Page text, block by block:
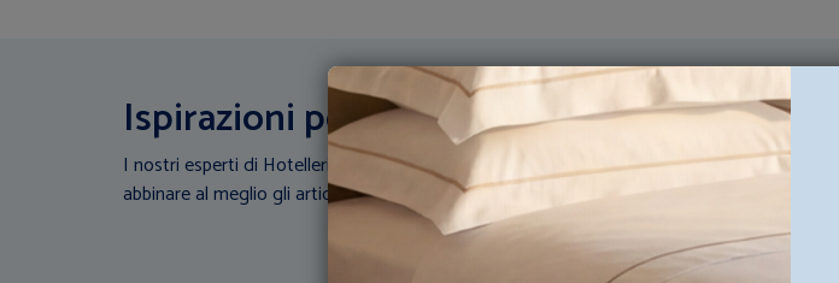
Ispirazioni per la tua struttura ricettiva
I nostri esperti di Hotellerie scendono in campo: Consulta i loro consigli e scopri come
abbinare al meglio gli articoli di biancheria con la tua struttura ricettiva.